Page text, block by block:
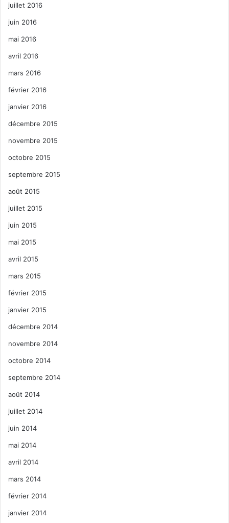
juillet 2016
juin 2016
mai 2016
avril 2016
mars 2016
février 2016
janvier 2016
décembre 2015
novembre 2015
octobre 2015
septembre 2015
août 2015
juillet 2015
juin 2015
mai 2015
avril 2015
mars 2015
février 2015
janvier 2015
décembre 2014
novembre 2014
octobre 2014
septembre 2014
août 2014
juillet 2014
juin 2014
mai 2014
avril 2014
mars 2014
février 2014
janvier 2014